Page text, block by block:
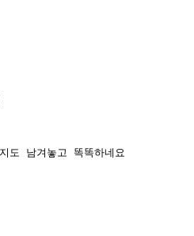
도 남겨놓고 똑똑하네요